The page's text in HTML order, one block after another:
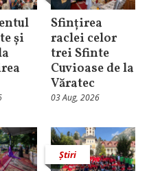
și
Sfințirea
raclei celor
trei Sfinte
Cuvioase de la
Văratec
03 Aug, 2026
Știri